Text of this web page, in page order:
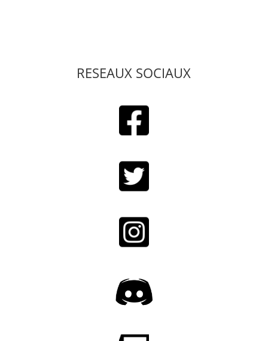
RESEAUX SOCIAUX